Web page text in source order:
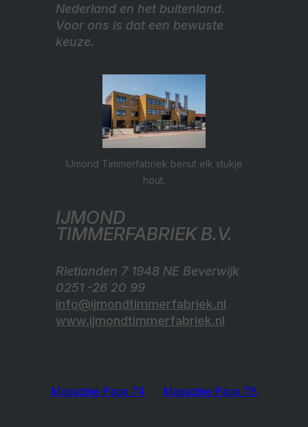
Nederland en het buitenland.
Voor ons is dat een bewuste
keuze.
IJmond Timmerfabriek benut elk stukje
hout.
IJMOND
TIMMERFABRIEK B.V.
Rietlanden 7 1948 NE Beverwijk
0251 -26 20 99
info@ijmondtimmerfabriek.nl
www.ijmondtimmerfabriek.nl
Magazine Page 74 Magazine Page 78